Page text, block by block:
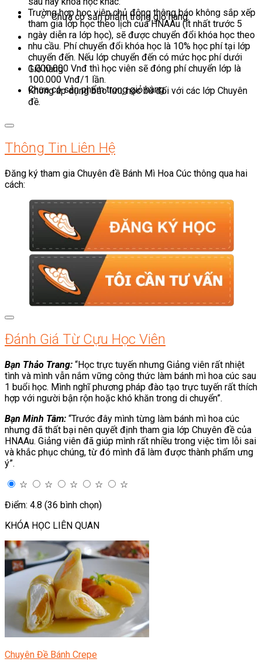
Chưa có sản phẩm trong giỏ hàng.
Giỏ hàng
Chưa có sản phẩm trong giỏ hàng.
Trường hợp học viên chủ động thông báo không sắp xếp
tham gia lớp học theo lịch của HNAAu (ít nhất trước 5
ngày diễn ra lớp học), sẽ được chuyển đổi khóa học theo
nhu cầu. Phí chuyển đổi khóa học là 10% học phí tại lớp
chuyển đến. Nếu lớp chuyển đến có mức học phí dưới
1.000.000 Vnđ thì học viên sẽ đóng phí chuyển lớp là
100.000 Vnđ/1 lần.
Không áp dụng bảo lưu, học bù đối với các lớp Chuyên
đề.
Thông Tin Liên Hệ
Đăng ký tham gia Chuyên đề Bánh Mì Hoa Cúc thông qua hai
cách:
Đánh Giá Từ Cựu Học Viên
Bạn Thảo Trang: “Học trực tuyến nhưng Giảng viên rất nhiệt
tình và mình vẫn nắm vững công thức làm bánh mì hoa cúc sau
1 buổi học. Mình nghĩ phương pháp đào tạo trực tuyến rất thích
hợp với người bận rộn hoặc khó khăn trong di chuyển”.
Bạn Minh Tâm: “Trước đây mình từng làm bánh mì hoa cúc
nhưng đã thất bại nên quyết định tham gia lớp Chuyên đề của
HNAAu. Giảng viên đã giúp mình rất nhiều trong việc tìm lỗi sai
và khắc phục chúng, từ đó mình đã làm được thành phẩm ưng
ý”.
☆
☆ ☆ ☆
☆
Điểm: 4.8 (36 bình chọn)
KHÓA HỌC LIÊN QUAN
Chuyên Đề Bánh Crepe